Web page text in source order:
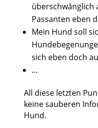
überschwänglich
Passanten eben
Mein Hund soll
sich eben doch
…
All diese letzten
keine sauberen
Hund.